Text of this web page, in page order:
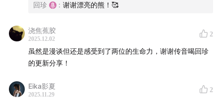
经历过炙热的爱情和极致的孤独，她看见自己生命的
张力
50岁迎来事业黄金期，每一个人生阶段都值得期待
13:28 能听到更多50+女性在公共领域的表达，是特别棒的
回珍 : 谢谢漂亮的熊！🥰
浇焦蕉胶
2025.12.02
2
虽然是漫谈但还是感受到了两位的生命力，谢谢传音喝回珍
的更新分享！
Eika影夏
2025.11.29
2